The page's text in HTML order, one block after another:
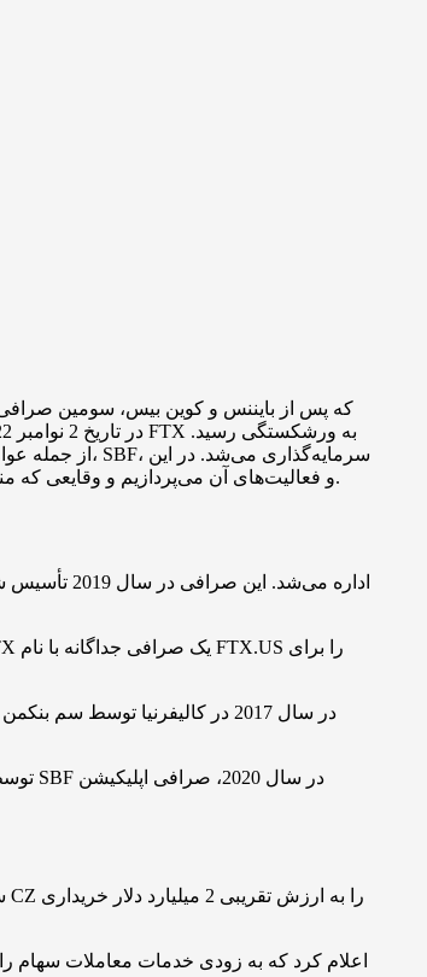
مقاله، به بررسی تاریخچه صرافی FTX و فعالیت‌های آن می‌پردازیم و وقایعی که منجر به سقوط این صرافی شدند را بررسی می‌کنیم و تأثیر آن بر بازار ارزهای دیجیتال را مورد بررسی قرار می‌دهیم.